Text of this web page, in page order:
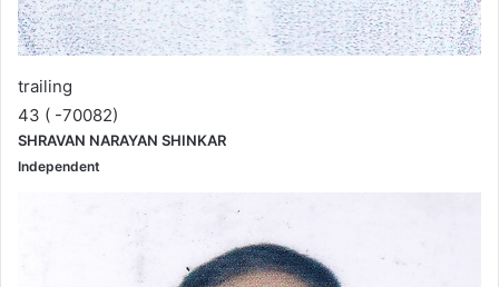
trailing
43 ( -70082)
SHRAVAN NARAYAN SHINKAR
Independent